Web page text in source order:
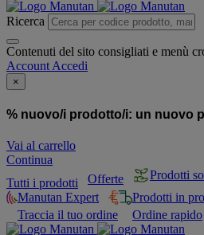
Ricerca
Contenuti del sito consigliati e menù
Account Accedi
×
% nuovo/i prodotto/i: un nuovo
Vai al carrello
Continua
Tutti i prodotti
Offerte
Prodotti
Manutan Expert
Prodotti in
Traccia il tuo ordine
Ordine rapido